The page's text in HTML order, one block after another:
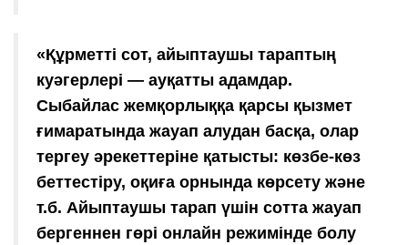
«Құрметті сот, айыптаушы тараптың
куәгерлері — ауқатты адамдар.
Сыбайлас жемқорлыққа қарсы қызмет
ғимаратында жауап алудан басқа, олар
тергеу әрекеттеріне қатысты: көзбе-көз
беттестіру, оқиға орнында көрсету және
т.б. Айыптаушы тарап үшін сотта жауап
бергеннен гөрі онлайн режимінде болу